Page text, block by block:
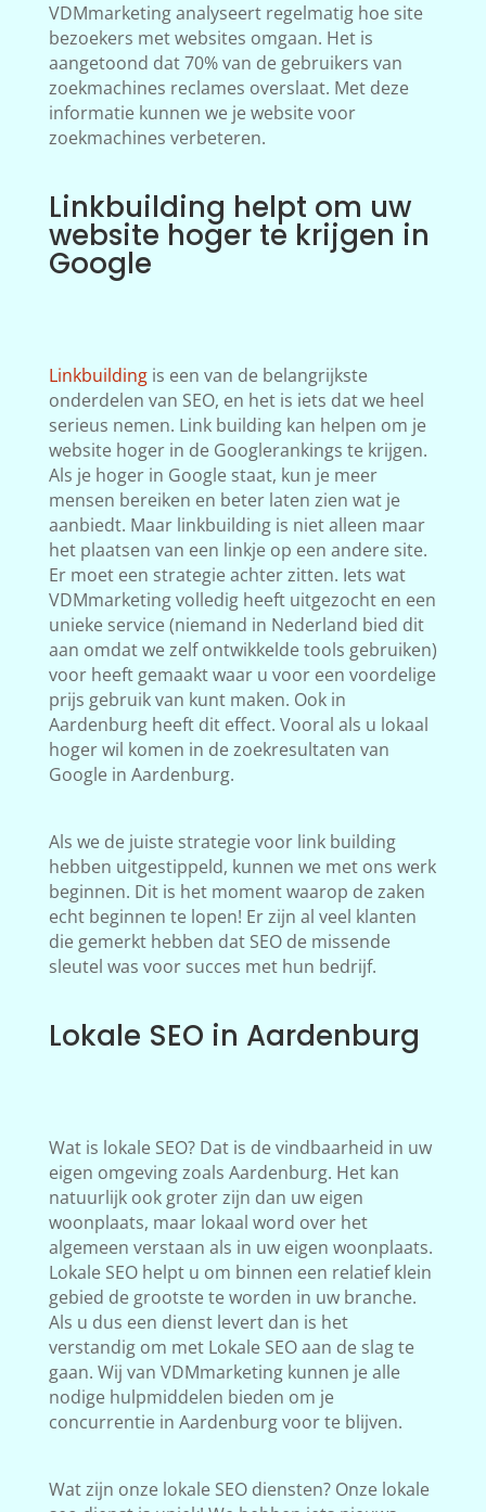
VDMmarketing analyseert regelmatig hoe site
bezoekers met websites omgaan. Het is
aangetoond dat 70% van de gebruikers van
zoekmachines reclames overslaat. Met deze
informatie kunnen we je website voor
zoekmachines verbeteren.
Linkbuilding helpt om uw
website hoger te krijgen in
Google
Linkbuildingis een van de belangrijkste
onderdelen van SEO, en het is iets dat we heel
serieus nemen. Link building kan helpen om je
website hoger in de Googlerankings te krijgen.
Als je hoger in Google staat, kun je meer
mensen bereiken en beter laten zien wat je
aanbiedt. Maar linkbuilding is niet alleen maar
het plaatsen van een linkje op een andere site.
Er moet een strategie achter zitten. Iets wat
VDMmarketing volledig heeft uitgezocht en een
unieke service (niemand in Nederland bied dit
aan omdat we zelf ontwikkelde tools gebruiken)
voor heeft gemaakt waar u voor een voordelige
prijs gebruik van kunt maken. Ook in
Aardenburg heeft dit effect. Vooral als u lokaal
hoger wil komen in de zoekresultaten van
Google in Aardenburg.
Als we de juiste strategie voor link building
hebben uitgestippeld, kunnen we met ons werk
beginnen. Dit is het moment waarop de zaken
echt beginnen te lopen! Er zijn al veel klanten
die gemerkt hebben dat SEO de missende
sleutel was voor succes met hun bedrijf.
Lokale SEO in Aardenburg
Wat is lokale SEO? Dat is de vindbaarheid in uw
eigen omgeving zoals Aardenburg. Het kan
natuurlijk ook groter zijn dan uw eigen
woonplaats, maar lokaal word over het
algemeen verstaan als in uw eigen woonplaats.
Lokale SEO helpt u om binnen een relatief klein
gebied de grootste te worden in uw branche.
Als u dus een dienst levert dan is het
verstandig om met Lokale SEO aan de slag te
gaan. Wij van VDMmarketing kunnen je alle
nodige hulpmiddelen bieden om je
concurrentie in Aardenburg voor te blijven.
Wat zijn onze lokale SEO diensten? Onze lokale